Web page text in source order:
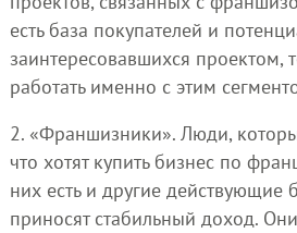
есть база покупателей и
заинтересовавшихся проектом,
работать именно с этим
2. «Франшизники». Люди,
что хотят купить бизнес по
них есть и другие действующие
приносят стабильный доход.